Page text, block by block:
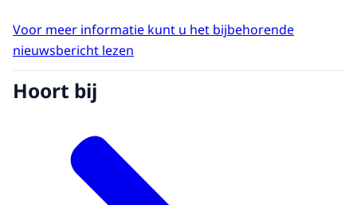
Voor meer informatie kunt u het bijbehorende
nieuwsbericht lezen
Hoort bij